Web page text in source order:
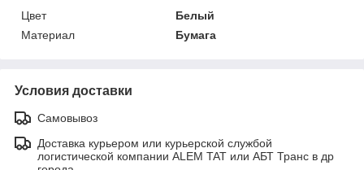
Цвет
Белый
Материал
Бумага
Условия доставки
Самовывоз
Доставка курьером или курьерской службой
логистической компании ALEM TAT или АБТ Транс в др